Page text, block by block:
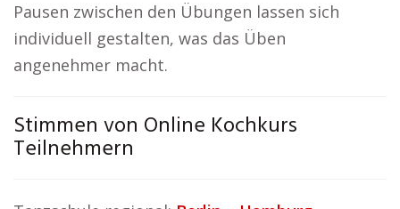
Pausen zwischen den Übungen lassen sich
individuell gestalten, was das Üben
angenehmer macht.
Stimmen von Online Kochkurs
Teilnehmern